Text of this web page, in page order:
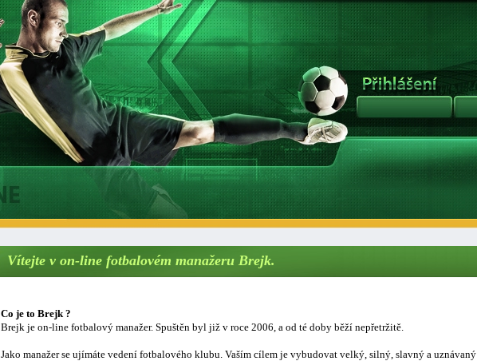
Vítejte v on-line fotbalovém manažeru Brejk.
Co je to Brejk ?
Brejk je on-line fotbalový manažer. Spuštěn byl již v roce 2006, a od té doby běží nepřetržitě.
Jako manažer se ujímáte vedení fotbalového klubu. Vaším cílem je vybudovat velký, silný, slavný a uznávaný